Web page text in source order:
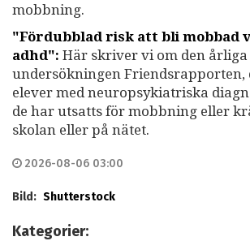
mobbning.
"Fördubblad risk att bli mobbad
adhd": Här skriver vi om den årliga
undersökningen Friendsrapporten,
elever med neuropsykiatriska
de har utsatts för mobbning eller
skolan eller på nätet.
2026-08-06 03:00
Bild: Shutterstock
Kategorier: